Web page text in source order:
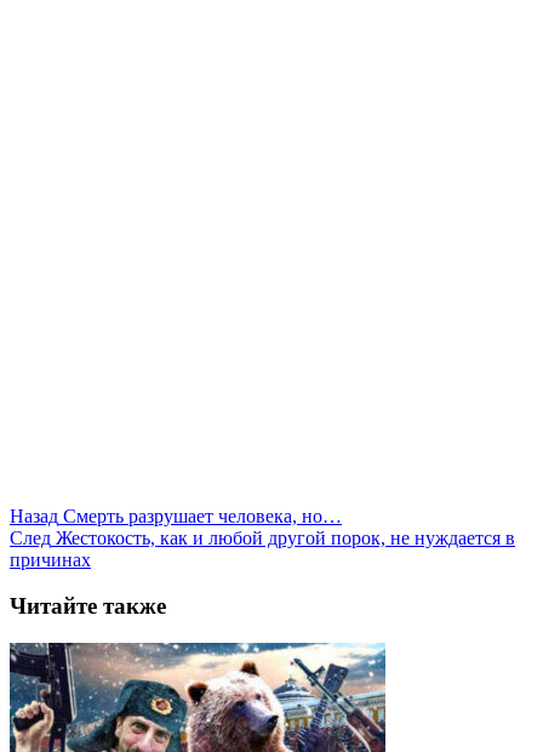
Назад Смерть разрушает человека, но…
След Жестокость, как и любой другой порок, не нуждается в
причинах
Читайте также